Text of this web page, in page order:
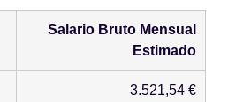
Salario Bruto Mensual
Estimado
3.521,54 €